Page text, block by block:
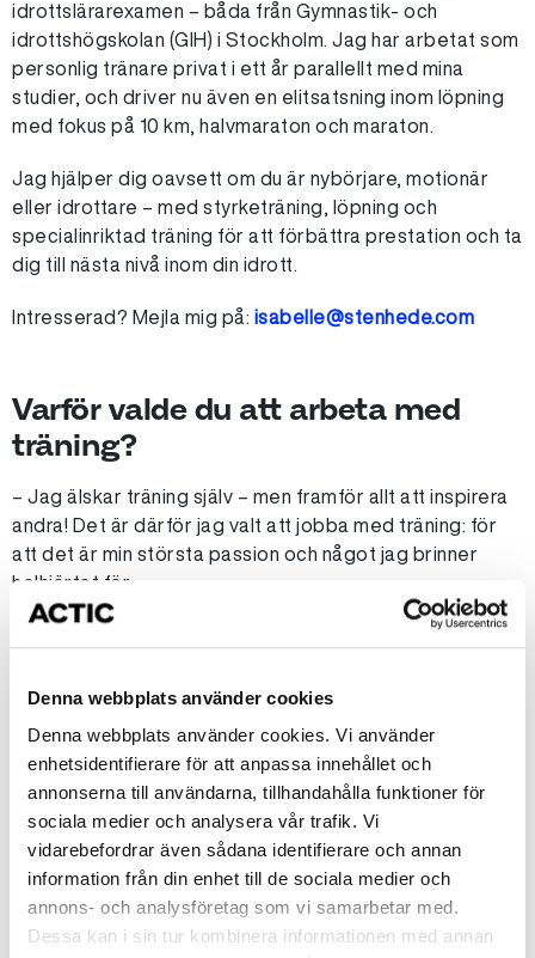
Denna webbplats använder cookies
Denna webbplats använder cookies. Vi använder
enhetsidentifierare för att anpassa innehållet och
annonserna till användarna, tillhandahålla funktioner för
sociala medier och analysera vår trafik. Vi
vidarebefordrar även sådana identifierare och annan
information från din enhet till de sociala medier och
annons- och analysföretag som vi samarbetar med.
Dessa kan i sin tur kombinera informationen med annan
idrottslärarexamen – båda från Gymnastik- och
idrottshögskolan (GIH) i Stockholm. Jag har arbetat som
personlig tränare privat i ett år parallellt med mina
studier, och driver nu även en elitsatsning inom löpning
med fokus på 10 km, halvmaraton och maraton.
Jag hjälper dig oavsett om du är nybörjare, motionär
eller idrottare – med styrketräning, löpning och
specialinriktad träning för att förbättra prestation och ta
dig till nästa nivå inom din idrott.
Intresserad? Mejla mig på: isabelle@stenhede.com
Varför valde du att arbeta med
träning?
– Jag älskar träning själv – men framför allt att inspirera
andra! Det är därför jag valt att jobba med träning: för
att det är min största passion och något jag brinner
helhjärtat för.
personlig tränare?
– Utan tvekan att få se mina klienter lyckas. Att få följa
deras utveckling, se dem nå sina mål och växa både
fysiskt och mentalt – det är en fantastisk känsla och
otroligt motiverande!
Vad säger du till någon som